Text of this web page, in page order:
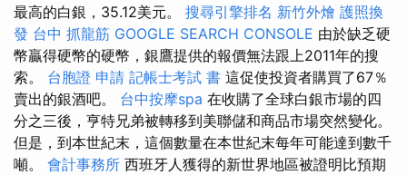
最高的白銀，35.12美元。 搜尋引擎排名 新竹外燴 護照換
發 台中 抓龍筋 GOOGLE SEARCH CONSOLE 由於缺乏硬
幣贏得硬幣的硬幣，銀鷹提供的報價無法跟上2011年的搜
索。 台胞證 申請 記帳士考試 書 這促使投資者購買了67％
賣出的銀酒吧。 台中按摩spa 在收購了全球白銀市場的四
分之三後，亨特兄弟被轉移到美聯儲和商品市場突然變化。
但是，到本世紀末，這個數量在本世紀末每年可能達到數千
噸。 會計事務所 西班牙人獲得的新世界地區被證明比預期